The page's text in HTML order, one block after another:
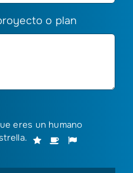
o plan
eres un humano
. Por